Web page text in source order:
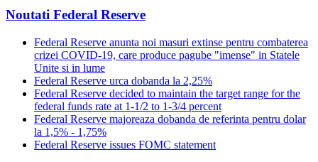
Noutati Federal Reserve
Federal Reserve anunta noi masuri extinse pentru combaterea
crizei COVID-19, care produce pagube "imense" in Statele
Unite si in lume
Federal Reserve urca dobanda la 2,25%
Federal Reserve decided to maintain the target range for the
federal funds rate at 1-1/2 to 1-3/4 percent
Federal Reserve majoreaza dobanda de referinta pentru dolar
la 1,5% - 1,75%
Federal Reserve issues FOMC statement